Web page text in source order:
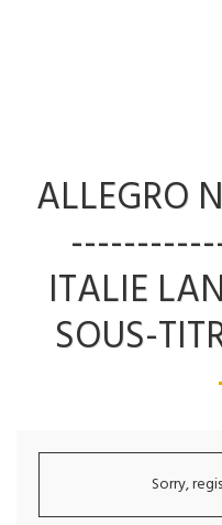
ALLEGRO
ITALIE
SOUS-
Sorry,